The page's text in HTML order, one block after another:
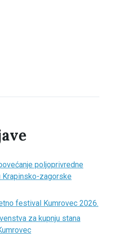
poljoprivredne
Krapinsko-zagorske
festival Kumrovec 2026.
za kupnju stana